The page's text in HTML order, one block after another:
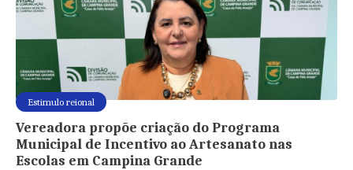
Estimulo reional
Vereadora propõe criação do Programa
Municipal de Incentivo ao Artesanato nas
Escolas em Campina Grande